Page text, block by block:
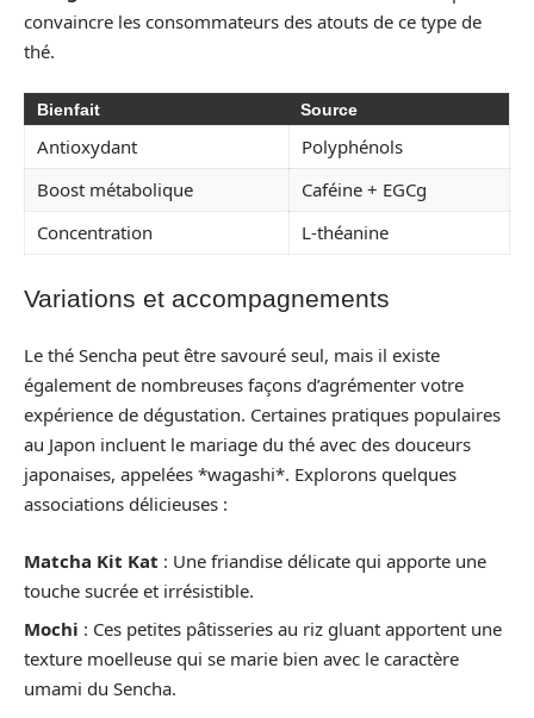
convaincre les consommateurs des atouts de ce type de
thé.
Bienfait Source
Antioxydant
Polyphénols
Boost métabolique
Caféine + EGCg
Concentration
L-théanine
Variations et accompagnements
Le thé Sencha peut être savouré seul, mais il existe
également de nombreuses façons d’agrémenter votre
expérience de dégustation. Certaines pratiques populaires
au Japon incluent le mariage du thé avec des douceurs
japonaises, appelées *wagashi*. Explorons quelques
associations délicieuses :
Matcha Kit Kat : Une friandise délicate qui apporte une
touche sucrée et irrésistible.
Mochi : Ces petites pâtisseries au riz gluant apportent une
texture moelleuse qui se marie bien avec le caractère
umami du Sencha.